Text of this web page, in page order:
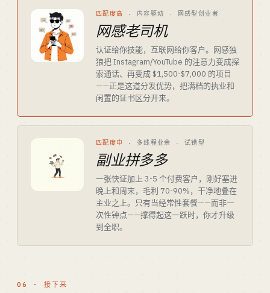
匹配度高 · 内容驱动 · 网感型创业者
网感老司机
认证给你技能，互联网给你客户。网感独
狼把 Instagram/YouTube 的注意力变成探
索通话、再变成 $1,500-$7,000 的项目
——正是这道分发优势，把满档的执业和
闲置的证书区分开来。
匹配度中 · 多线程业余 · 试错型
副业拼多多
一张快证加上 3-5 个付费客户，刚好塞进
晚上和周末，毛利 70-90%，干净地叠在
主业之上。只有当经常性套餐——而非一
次性钟点——撑得起这一跃时，你才升级
到全职。
06 · 接下来